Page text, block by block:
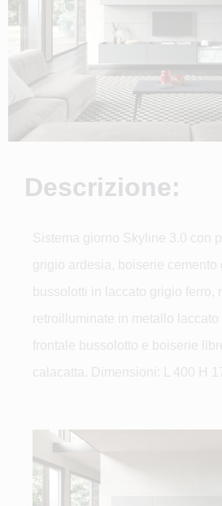
Descrizione:
Sistema giorno Skyline 3.0 con
grigio ardesia, boiserie cemento
bussolotti in laccato grigio ferro,
retroilluminate in metallo
frontale bussolotto e boiserie
calacatta. Dimensioni: L 400 H